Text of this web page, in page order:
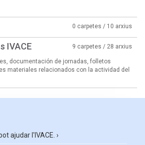
0 carpetes / 10 arxius
IVACE 9 carpetes / 28 arxius
documentación de jornadas, folletos
materiales relacionados con la actividad del
ajudar l'IVACE. ›